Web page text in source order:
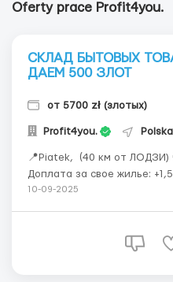
Oferty prace Profit4you.
СКЛАД БЫТОВЫХ
ДАЕМ 500 ЗЛОТ
от 5700 zł (злотых)
Profit4you.
📍Piatek, (40 км от ЛОДЗИ) 🤩Ставка брутто: 30,70 зл/ч
Доплата за свое жилье:
Без опыта и языка Основные обязанности: 📌
проверка качества
10-09-2025